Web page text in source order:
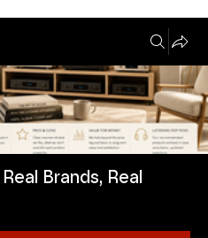
Brands, Real